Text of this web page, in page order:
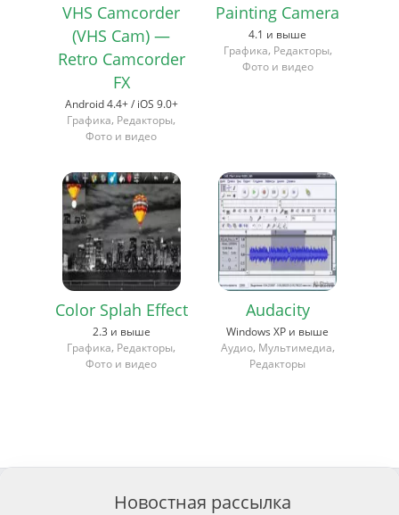
VHS Camcorder
(VHS Cam) —
Retro Camcorder
FX
Android 4.4+ / iOS 9.0+
Графика, Редакторы,
Фото и видео
Painting Camera
4.1 и выше
Графика, Редакторы,
Фото и видео
Color Splah Effect
2.3 и выше
Графика, Редакторы,
Фото и видео
Audacity
Windows XP и выше
Аудио, Мультимедиа,
Редакторы
Новостная рассылка